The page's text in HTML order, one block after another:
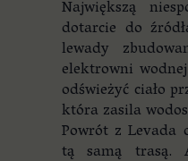
Największą
dotarcie do
lewady
elektrowni
odświeżyć ciało
która zasila
Powrót z Levada
tą samą trasą.